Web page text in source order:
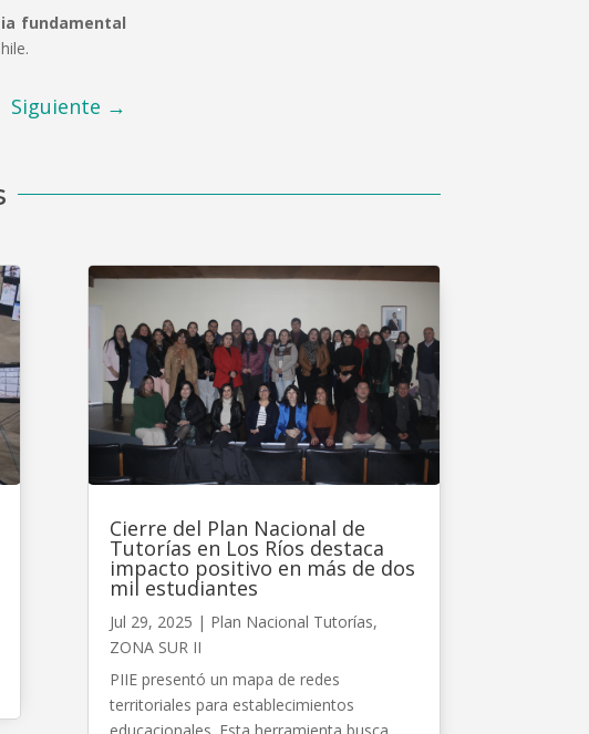
fundamental
Siguiente →
Cierre del Plan Nacional de
Tutorías en Los Ríos destaca
impacto positivo en más de dos
mil estudiantes
Jul 29, 2025 | Plan Nacional Tutorías,
ZONA SUR II
PIIE presentó un mapa de redes
territoriales para establecimientos